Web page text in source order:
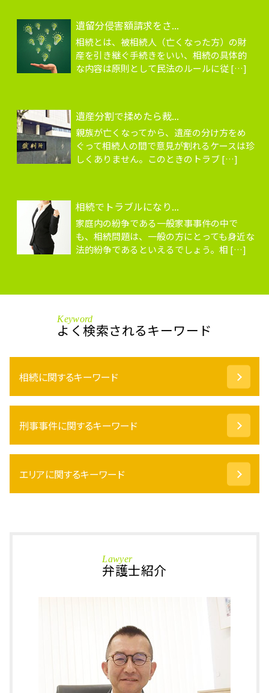
遺留分侵害額請求をさ...
相続とは、被相続人（亡くなった方）の財
産を引き継ぐ手続きをいい、相続の具体的
な内容は原則として民法のルールに従 […]
遺産分割で揉めたら裁...
親族が亡くなってから、遺産の分け方をめ
ぐって相続人の間で意見が割れるケースは珍
しくありません。このときのトラブ […]
相続でトラブルになり...
家庭内の紛争である一般家事事件の中で
も、相続問題は、一般の方にとっても身近な
法的紛争であるといえるでしょう。相 […]
Keyword
よく検索されるキーワード
相続に関するキーワード
成年後見 弁護士
代償分割 譲渡所得
相続 順位
任意後見 費用
配偶者居住権 いつから
不動産 相続放棄
公正証書遺言 必要書類
換価分割 遺産分割協議書
成年後見制度 デメリット
刑事事件に関するキーワード
痴漢 慰謝料
傷害罪 時効
刑事事件 弁護士 費用
エリアに関するキーワード
刑事事件 大野市 相談
刑事事件 小松市 弁護士
刑事事件 大野市 弁護士
相続 越前市 相談
相続 あわら市 弁護士
刑事事件 鯖江市 弁護士
刑事事件 あわら市 弁護士
相続 あわら市 相談
相続 加賀市 相談
Lawyer
弁護士紹介